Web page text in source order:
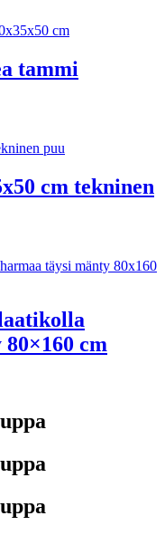
tammi
cm tekninen
cm